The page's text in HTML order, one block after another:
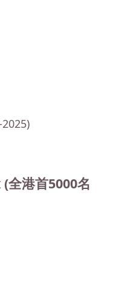
港首5000名